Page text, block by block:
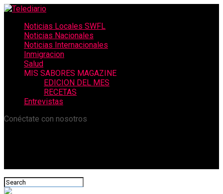
Noticias Locales SWFL
Noticias Nacionales
Noticias Internacionales
Inmigracion
Salud
MIS SABORES MAGAZINE
EDICION DEL MES
RECETAS
Entrevistas
Conéctate con nosotros